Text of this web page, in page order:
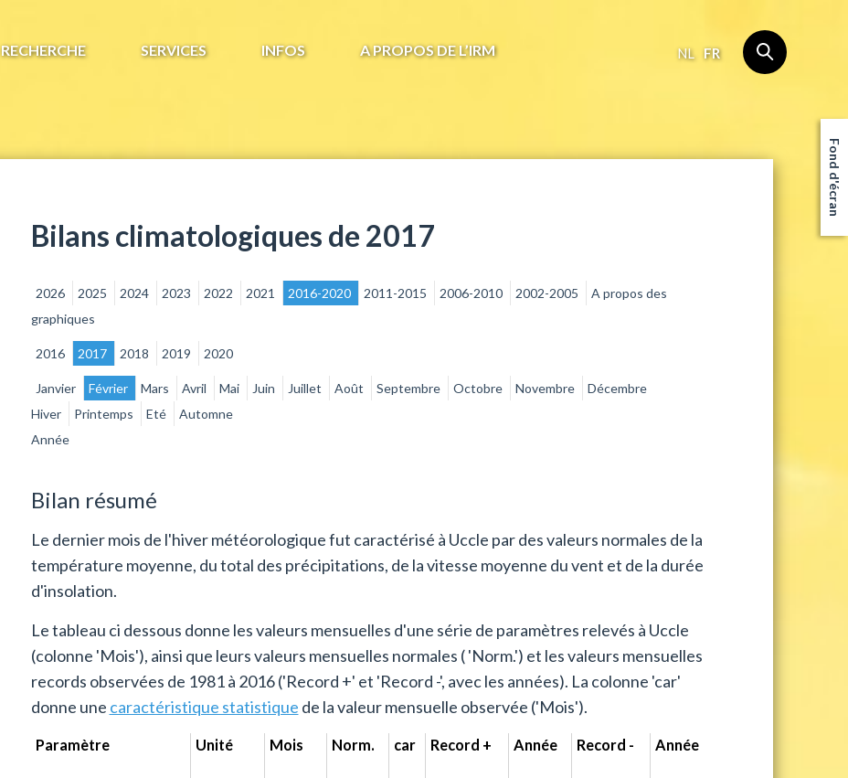
RECHERCHE SERVICES INFOS A PROPOS DE L’IRM NL FR
Bilans climatologiques de 2017
2026 2025 2024 2023 2022 2021 2016-2020 2011-2015 2006-2010 2002-2005
A propos des
graphiques
2016 2017 2018 2019 2020
Janvier Février Mars Avril Mai Juin Juillet Août Septembre Octobre Novembre
Décembre
Hiver
Printemps Eté
Automne
Année
Bilan résumé
Le dernier mois de l'hiver météorologique fut caractérisé à Uccle par des valeurs normales de la
température moyenne, du total des précipitations, de la vitesse moyenne du vent et de la durée
d'insolation.
Le tableau ci dessous donne les valeurs mensuelles d'une série de paramètres relevés à Uccle
(colonne 'Mois'), ainsi que leurs valeurs mensuelles normales ( 'Norm.') et les valeurs mensuelles
records observées de 1981 à 2016 ('Record +' et 'Record -', avec les années). La colonne 'car'
donne une caractéristique statistique de la valeur mensuelle observée ('Mois').
Paramètre Unité Mois Norm. car Record + Année Record - Année
Fond d'écran